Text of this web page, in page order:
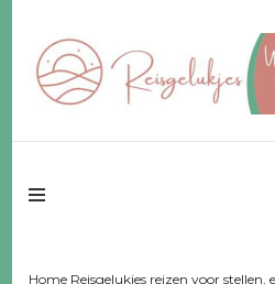
Reisgeluk voor 2 ♥️ eerlijker ♥️ voor een
Home Reisgelukjes reizen voor